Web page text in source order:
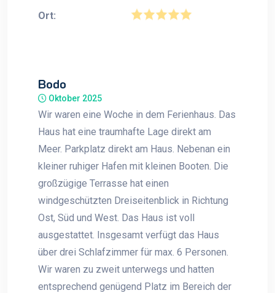
Ort:
Bodo
Oktober 2025
Wir waren eine Woche in dem Ferienhaus. Das
Haus hat eine traumhafte Lage direkt am
Meer. Parkplatz direkt am Haus. Nebenan ein
kleiner ruhiger Hafen mit kleinen Booten. Die
großzügige Terrasse hat einen
windgeschützten Dreiseitenblick in Richtung
Ost, Süd und West. Das Haus ist voll
ausgestattet. Insgesamt verfügt das Haus
über drei Schlafzimmer für max. 6 Personen.
Wir waren zu zweit unterwegs und hatten
entsprechend genügend Platz im Bereich der